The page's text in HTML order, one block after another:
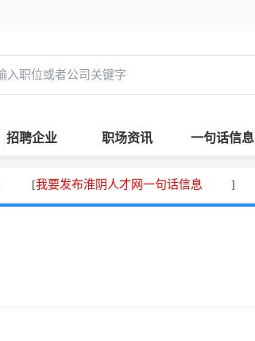
招聘企业 职场资讯 一句话信息
[我要发布淮阴人才网一句话信息 ]